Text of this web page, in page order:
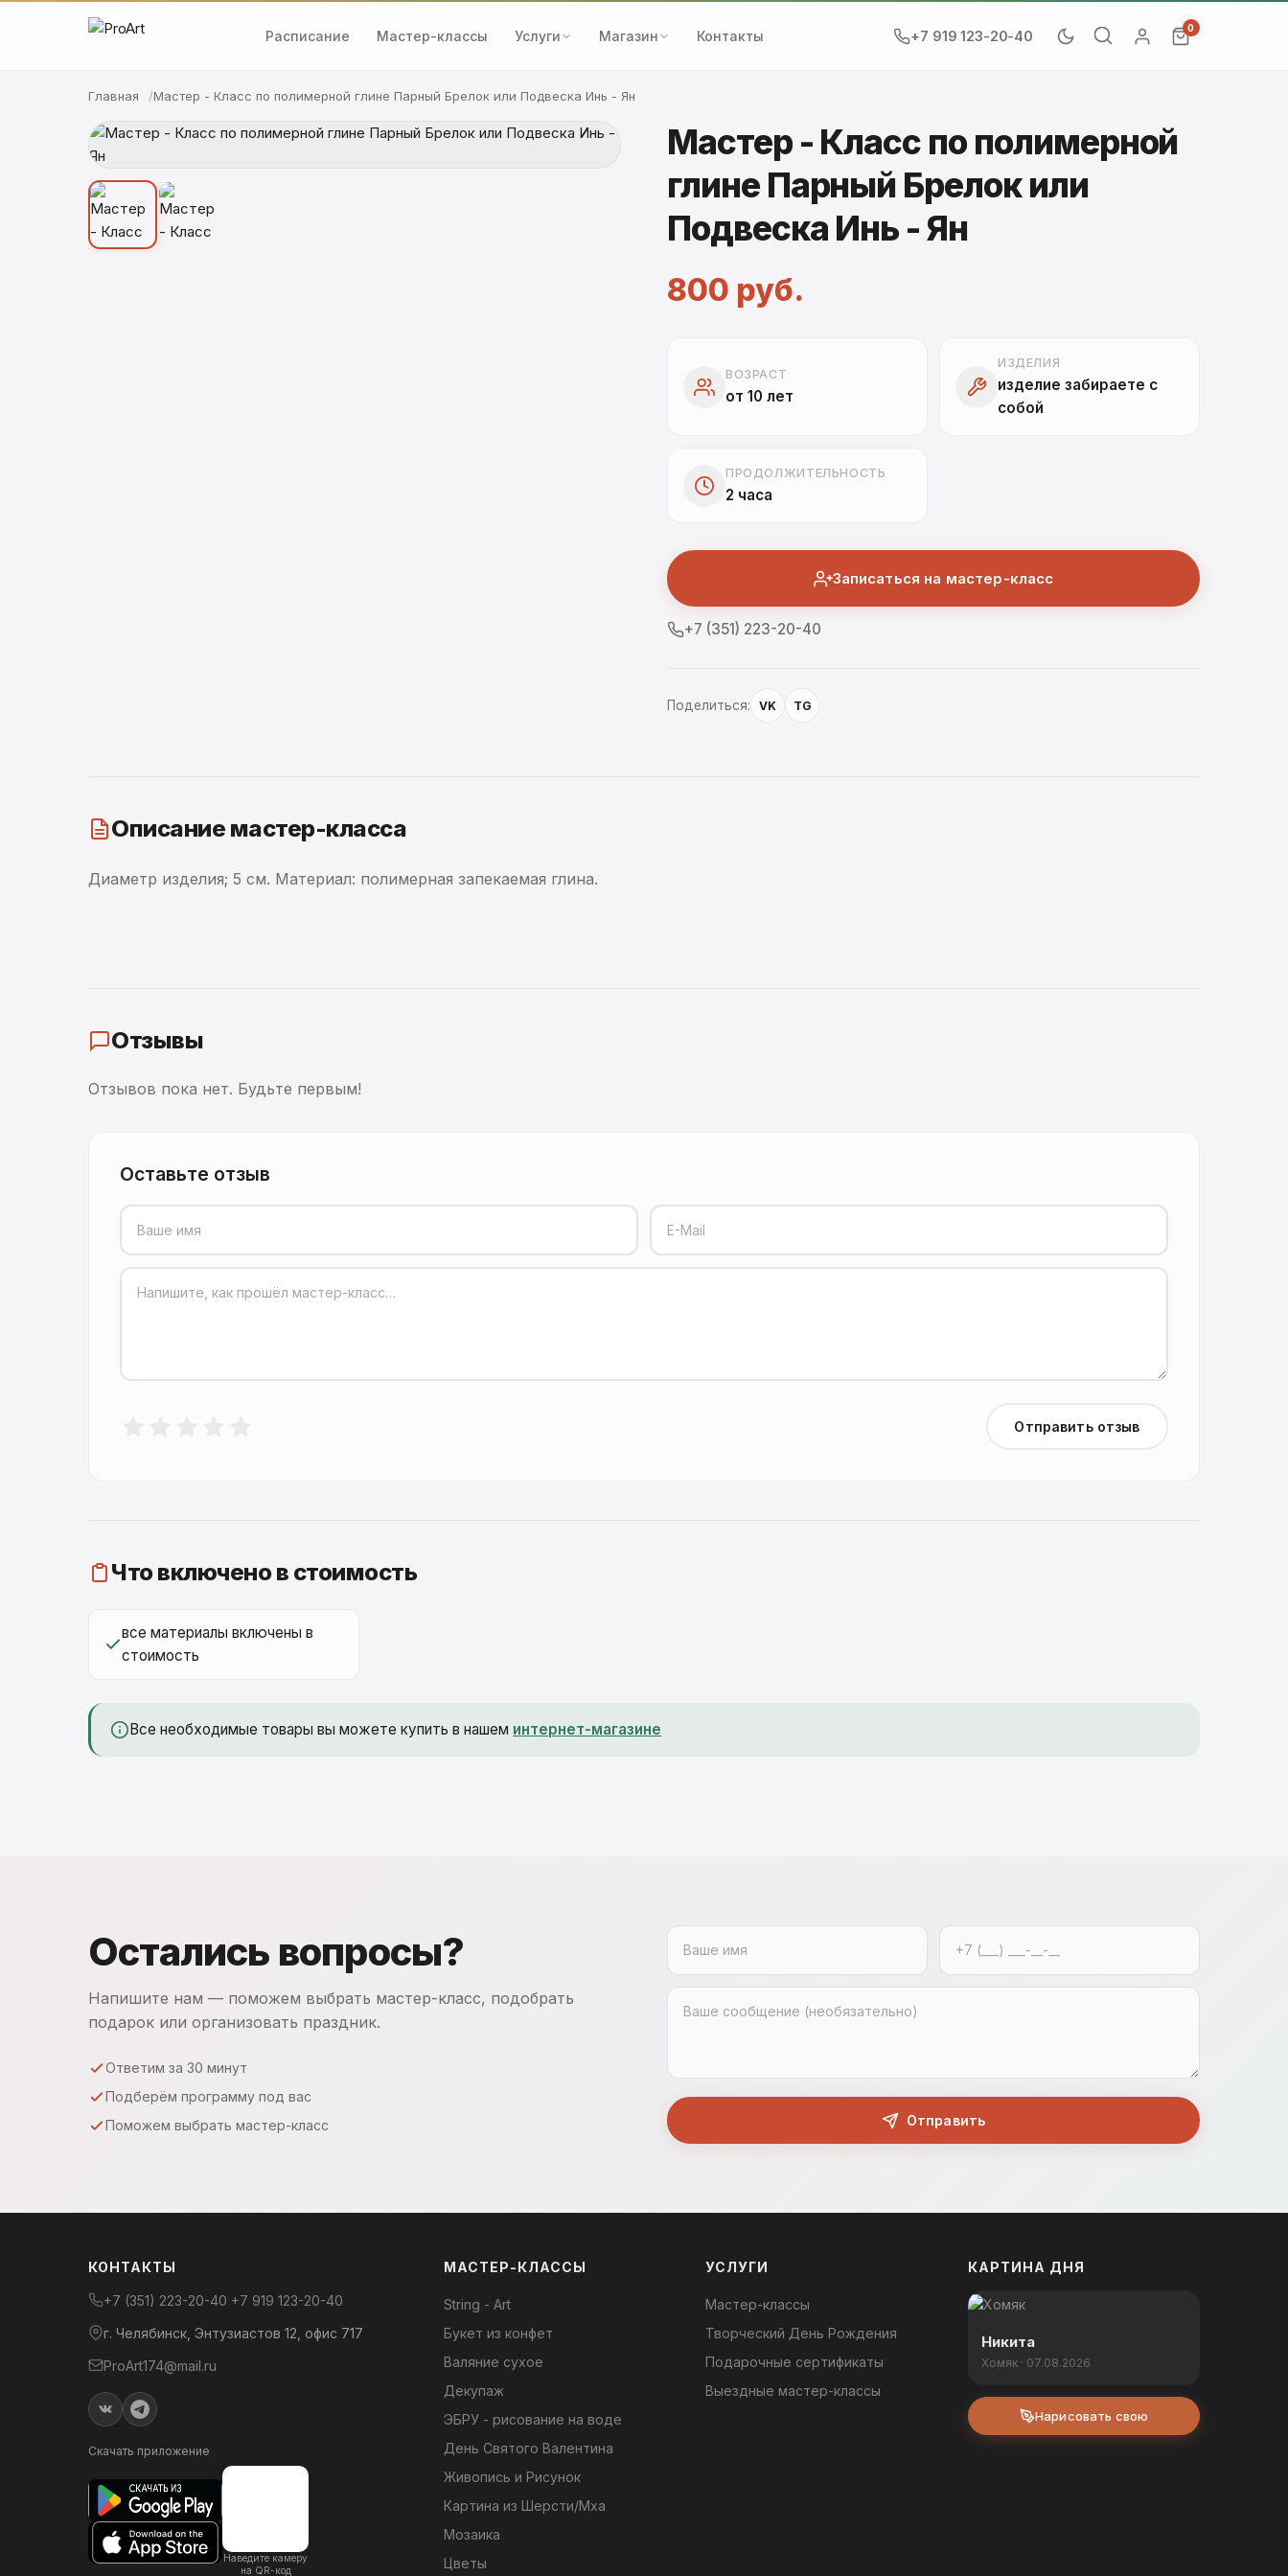
Расписание Мастер-классы Услуги Магазин Контакты +7 919 123-20-40
0
Главная Мастер - Класс по полимерной глине Парный Брелок или Подвеска Инь - Ян
Мастер - Класс по полимерной
глине Парный Брелок или
Подвеска Инь - Ян
800 руб.
ВОЗРАСТ
от 10 лет
ИЗДЕЛИЯ
изделие забираете с
собой
ПРОДОЛЖИТЕЛЬНОСТЬ
2 часа
Записаться на мастер-класс
+7 (351) 223-20-40
Поделиться: VK TG
Описание мастер-класса
Диаметр изделия; 5 см. Материал: полимерная запекаемая глина.
Отзывы
Отзывов пока нет. Будьте первым!
Оставьте отзыв
Отправить отзыв
Что включено в стоимость
все материалы включены в
стоимость
Все необходимые товары вы можете купить в нашем интернет-магазине
Остались вопросы?
Напишите нам — поможем выбрать мастер-класс, подобрать
подарок или организовать праздник.
Ответим за 30 минут
Подберём программу под вас
Поможем выбрать мастер-класс
Отправить
КОНТАКТЫ
+7 (351) 223-20-40 +7 919 123-20-40
г. Челябинск, Энтузиастов 12, офис 717
ProArt174@mail.ru
Скачать приложение
Наведите камеру
на QR-код
МАСТЕР-КЛАССЫ
String - Art
Букет из конфет
Валяние сухое
Декупаж
ЭБРУ - рисование на воде
День Святого Валентина
Живопись и Рисунок
Картина из Шерсти/Мха
Мозаика
Цветы
УСЛУГИ
Мастер-классы
Творческий День Рождения
Подарочные сертификаты
Выездные мастер-классы
КАРТИНА ДНЯ
Никита
Хомяк · 07.08.2026
Нарисовать свою